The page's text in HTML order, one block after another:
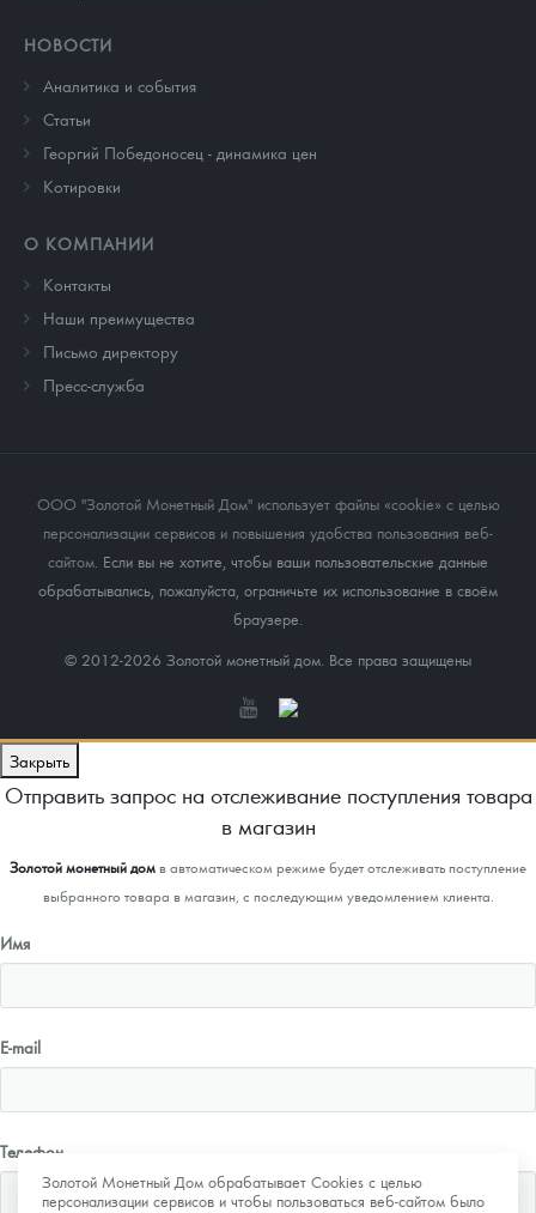
НОВОСТИ
Аналитика и события
Cтатьи
Георгий Победоносец - динамика цен
Котировки
О КОМПАНИИ
Контакты
Наши преимущества
Письмо директору
Пресс-служба
ООО "Золотой Монетный Дом" использует файлы «cookie» с целью
персонализации сервисов и повышения удобства пользования веб-
сайтом. Если вы не хотите, чтобы ваши пользовательские данные
обрабатывались, пожалуйста, ограничьте их использование в своём
браузере.
© 2012-2026 Золотой монетный дом. Все права защищены
Золотой Монетный Дом обрабатывает Cookies с целью
персонализации сервисов и чтобы пользоваться веб-сайтом было
Закрыть
Отправить запрос на отслеживание поступления товара
в магазин
Золотой монетный домв автоматическом режиме будет отслеживать поступление
выбранного товара в магазин, с последующим уведомлением клиента.
Имя
E-mail
Телефон